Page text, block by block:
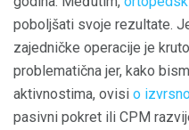
poboljšati svoje rezultate.
zajedničke operacije je
problematična jer, kako
aktivnostima, ovisi o
pasivni pokret ili CPM